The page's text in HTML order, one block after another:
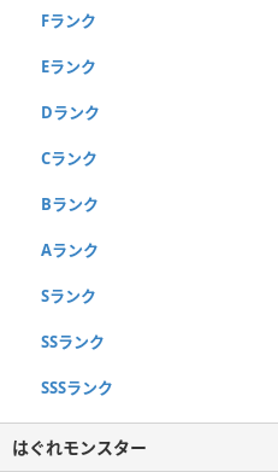
Fランク
Eランク
Dランク
Cランク
Bランク
Aランク
Sランク
SSランク
SSSランク
はぐれモンスター